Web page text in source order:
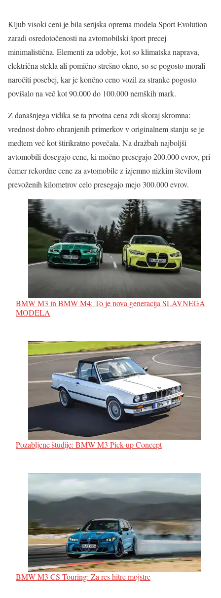
Kljub visoki ceni je bila serijska oprema modela Sport Evolution
zaradi osredotočenosti na avtomobilski šport precej
minimalistična. Elementi za udobje, kot so klimatska naprava,
električna stekla ali pomično strešno okno, so se pogosto morali
naročiti posebej, kar je končno ceno vozil za stranke pogosto
povišalo na več kot 90.000 do 100.000 nemških mark.
Z današnjega vidika se ta prvotna cena zdi skoraj skromna:
vrednost dobro ohranjenih primerkov v originalnem stanju se je
medtem več kot štirikratno povečala. Na dražbah najboljši
avtomobili dosegajo cene, ki močno presegajo 200.000 evrov, pri
čemer rekordne cene za avtomobile z izjemno nizkim številom
prevoženih kilometrov celo presegajo mejo 300.000 evrov.
BMW M3 in BMW M4: To je nova generacija SLAVNEGA
MODELA
Pozabljene študije: BMW M3 Pick-up Concept
BMW M3 CS Touring: Za res hitre mojstre